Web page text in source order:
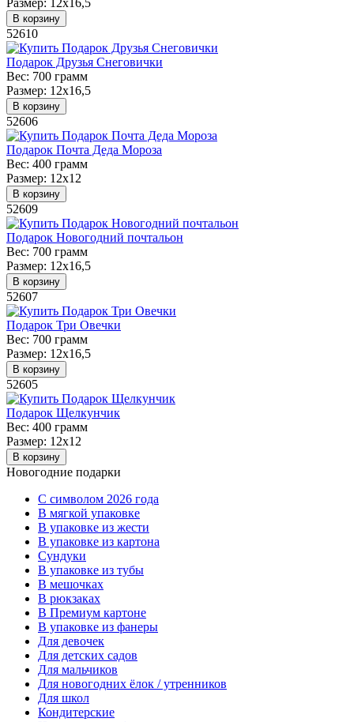
В корзину
52610
Подарок Друзья Снеговички
Вес: 700 грамм
Размер: 12х16,5
В корзину
52606
Подарок Почта Деда Мороза
Вес: 400 грамм
Размер: 12х12
В корзину
52609
Подарок Новогодний почтальон
Вес: 700 грамм
Размер: 12х16,5
В корзину
52607
Подарок Три Овечки
Вес: 700 грамм
Размер: 12х16,5
В корзину
52605
Подарок Щелкунчик
Вес: 400 грамм
Размер: 12х12
В корзину
Новогодние подарки
C символом 2026 года
В мягкой упаковке
В упаковке из жести
В упаковке из картона
Сундуки
В упаковке из тубы
В мешочках
В рюкзаках
В Премиум картоне
В упаковке из фанеры
Для девочек
Для детских садов
Для мальчиков
Для новогодних ёлок / утренников
Для школ
Кондитерские